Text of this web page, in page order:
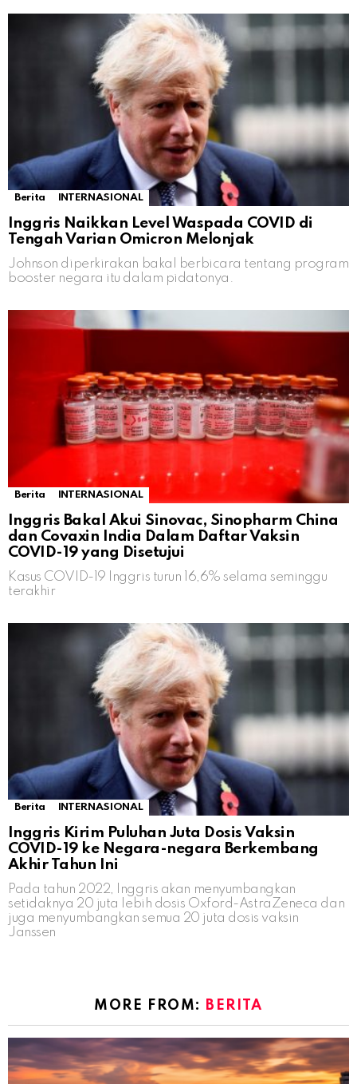
Berita INTERNASIONAL
Inggris Naikkan Level Waspada COVID di
Tengah Varian Omicron Melonjak
Johnson diperkirakan bakal berbicara tentang program
booster negara itu dalam pidatonya.
Berita INTERNASIONAL
Inggris Bakal Akui Sinovac, Sinopharm China
dan Covaxin India Dalam Daftar Vaksin
COVID-19 yang Disetujui
Kasus COVID-19 Inggris turun 16,6% selama seminggu
terakhir
Berita INTERNASIONAL
Inggris Kirim Puluhan Juta Dosis Vaksin
COVID-19 ke Negara-negara Berkembang
Akhir Tahun Ini
Pada tahun 2022, Inggris akan menyumbangkan
setidaknya 20 juta lebih dosis Oxford-AstraZeneca dan
juga menyumbangkan semua 20 juta dosis vaksin
Janssen
MORE FROM: BERITA